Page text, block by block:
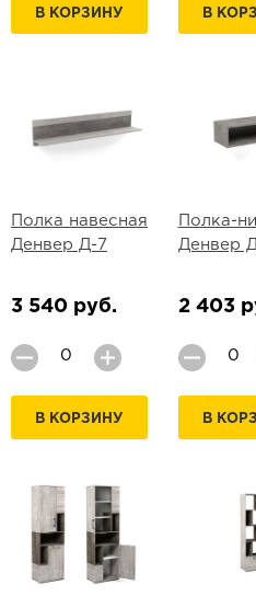
В КОРЗИНУ В
Полка навесная
Денвер Д-7
3 540 руб.
В КОРЗИНУ
Полка-
Денвер
2 403
В